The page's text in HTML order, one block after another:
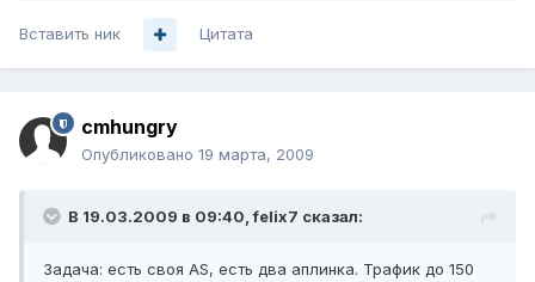
Вставить ник Цитата
cmhungry
Опубликовано 19 марта, 2009
В 19.03.2009 в 09:40, felix7 сказал:
Задача: есть своя AS, есть два аплинка. Трафик до 150